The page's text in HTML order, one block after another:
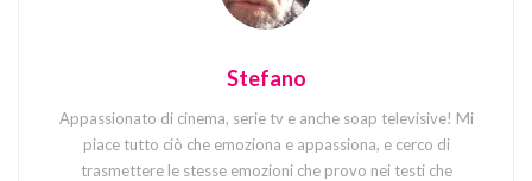
Stefano
Appassionato di cinema, serie tv e anche soap televisive! Mi
piace tutto ciò che emoziona e appassiona, e cerco di
trasmettere le stesse emozioni che provo nei testi che